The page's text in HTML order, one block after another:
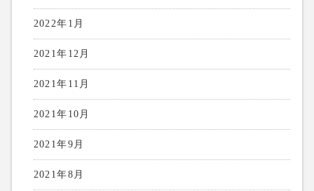
2022年1月
2021年12月
2021年11月
2021年10月
2021年9月
2021年8月